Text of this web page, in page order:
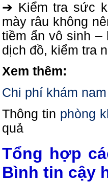
➔ Kiểm tra sức
mày râu không
tiềm ẩn vô sinh –
dịch đồ, kiểm tra
Xem thêm:
Chi phí khám
Thông tin phòng
quả
Tổng hợp
Bình tin cậy